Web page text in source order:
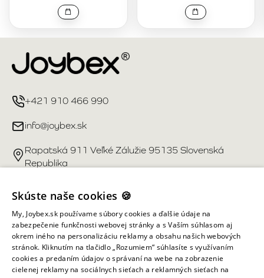
+421 910 466 990
info@joybex.sk
Rapatská 911 Veľké Zálužie 95135 Slovenská
Republika
Užitočné odkazy
Účet
Informácie obchodu
Skúste naše cookies 🍪
My, Joybex.sk používame súbory cookies a ďalšie údaje na
zabezpečenie funkčnosti webovej stránky a s Vaším súhlasom aj
okrem iného na personalizáciu reklamy a obsahu našich webových
stránok. Kliknutím na tlačidlo „Rozumiem“ súhlasíte s využívaním
cookies a predaním údajov o správaní na webe na zobrazenie
cielenej reklamy na sociálnych sieťach a reklamných sieťach na